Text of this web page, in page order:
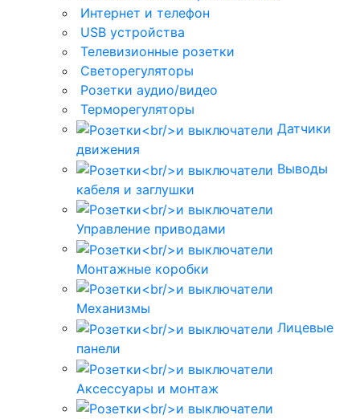
Интернет и телефон
USB устройства
Телевизионные розетки
Светорегуляторы
Розетки аудио/видео
Терморегуляторы
Датчики
движения
Выводы
кабеля и заглушки
Управление приводами
Монтажные коробки
Механизмы
Лицевые
панели
Аксессуары и монтаж